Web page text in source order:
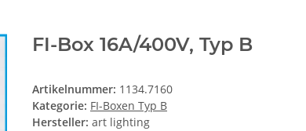
FI-Box 16A/400V, Typ B
Artikelnummer: 1134.7160
Kategorie: FI-Boxen Typ B
Hersteller: art lighting